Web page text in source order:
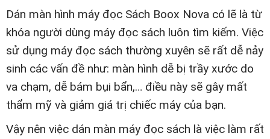
Dán màn hình máy đọc Sách Boox Nova có lẽ là từ
khóa người dùng máy đọc sách luôn tìm kiếm. Việc
sử dụng máy đọc sách thường xuyên sẽ rất dễ nảy
sinh các vấn đề như: màn hình dễ bị trầy xước do
va chạm, dễ bám bụi bẩn,… điều này sẽ gây mất
thẩm mỹ và giảm giá trị chiếc máy của bạn.
Vậy nên việc dán màn máy đọc sách là việc làm rất